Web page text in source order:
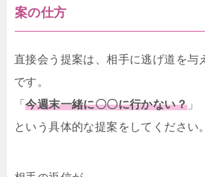
案の仕方
直接会う提案は、相手に逃げ道を与
です。
「今週末一緒に〇〇に行かない？ 」
という具体的な提案をしてください。